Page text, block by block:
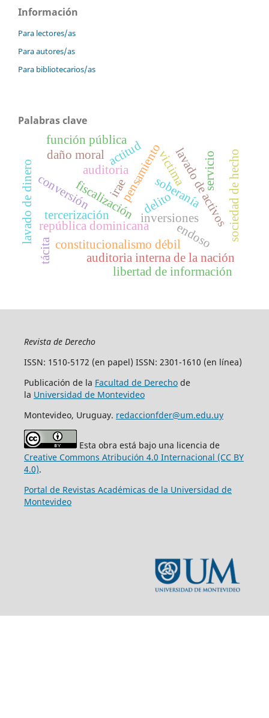
Información
Para lectores/as
Para autores/as
Para bibliotecarios/as
Palabras clave
constitucionalismo débil
república dominicana
fiscalización
auditoria
auditoria interna de la nación
soberanía
pensamiento
actitud
libertad de información
lavado de activos
lavado de dinero delito
daño moral
función pública
inversiones sociedad de hecho
irae
tercerización
conversión
tácita
servicio
endoso
victima
Revista de Derecho
ISSN: 1510-5172 (en papel) ISSN: 2301-1610 (en línea)
Publicación de la Facultad de Derechode
la Universidad de Montevideo
Montevideo, Uruguay. redaccionfder@um.edu.uy
Esta obra está bajo una licencia de
Creative Commons Atribución 4.0 Internacional (CC BY
4.0).
Portal de Revistas Académicas de la Universidad de
Montevideo